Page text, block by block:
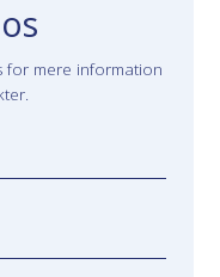
for mere information